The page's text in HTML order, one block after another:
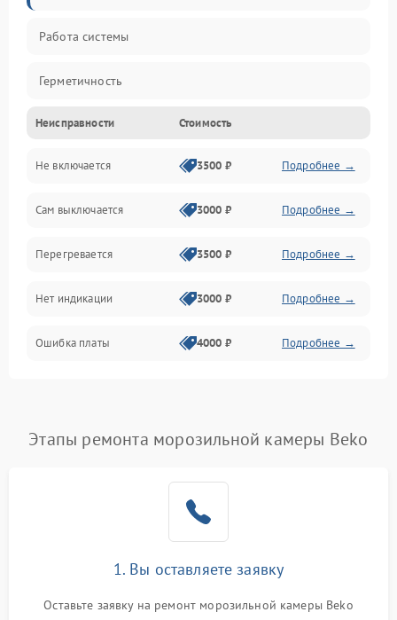
Работа системы
Герметичность
Механика
Неисправности Стоимость
Не включается 3500 ₽ Подробнее →
Сам выключается 3000 ₽ Подробнее →
Перегревается 3500 ₽ Подробнее →
Нет индикации 3000 ₽ Подробнее →
Ошибка платы 4000 ₽ Подробнее →
Этапы ремонта морозильной камеры Beko
1. Вы оставляете заявку
Оставьте заявку на ремонт морозильной камеры Beko